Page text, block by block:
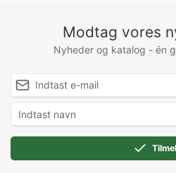
Modtag vores
Nyheder og katalog - én